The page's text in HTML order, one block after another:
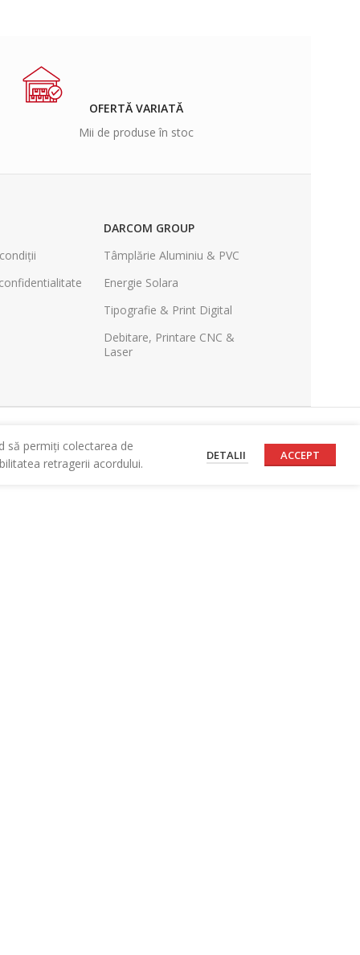
OFERTĂ VARIATĂ
Mii de produse în stoc
DARCOM GROUP
Tâmplărie Aluminiu & PVC
Energie Solara
Tipografie & Print Digital
Debitare, Printare CNC &
Laser
să permiți colectarea de
retragerii acordului.
DETALII ACCEPT